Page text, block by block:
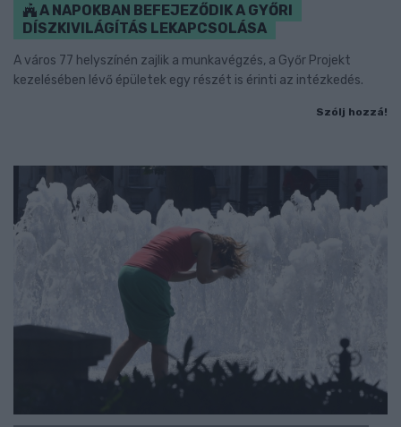
A NAPOKBAN BEFEJEZŐDIK A GYŐRI
DÍSZKIVILÁGÍTÁS LEKAPCSOLÁSA
A város 77 helyszínén zajlik a munkavégzés, a Győr Projekt
kezelésében lévő épületek egy részét is érinti az intézkedés.
Szólj hozzá!